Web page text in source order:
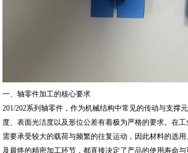
一、轴零件加工的核心要求
201/202系列轴零件，作为机械结构中常见的传动与支撑
度、表面光洁度以及形位公差有着极为严格的要求。在
需要承受较大的载荷与频繁的往复运动，因此材料的选
及最终的精密加工环节，都直接决定了产品的使用寿命与